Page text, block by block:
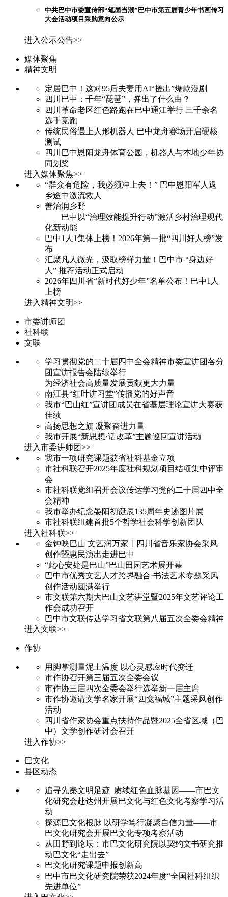
中共巴中市委宣传部“笔墨当潮”巴中市第五届青少年书画传习
大会活动项目采购意向公示
进入公示公告>>
媒体聚焦
精神文明
定居巴中！这对95后夫妻用AI“搓出”爆款漫剧
四川巴中：千年“琵琶”，弹出了什么曲？
四川革命老区红色路跑在巴中通江举行 三千余名
选手竞跑
传统民俗遇上人形机器人 巴中龙舟赛场开启硬核
测试
四川巴中恩阳龙舟体育公园，机器人与本地少年协
同划桨
进入媒体聚焦>>
“群众有危险，我必须冲上去！” 巴中恩阳军人返
乡途中激流救人
善治润乡野
——巴中以“治理效能提升行动”激活乡村治理现代
化新动能
巴中1人1集体上榜！2026年第一批“四川好人榜”发
布
汇聚凡人微光，汲取榜样力量！巴中市 “身边好
人” 推荐活动正式启动
2026年四川省“新时代好少年”名单公布！巴中1人
上榜
进入精神文明>>
市委讲师团
社科联
文联
学习贯彻党的二十届四中全会精神市委宣讲团各分
团宣讲报告会陆续举行
为经济社会高质量发展贡献更大力量
南江县“红叶讲习堂”传播党的好声音
我市“巴山红”宣讲团成员在省基层理论宣讲大赛获
佳绩
高扬思想之旗 凝聚奋进力量
我市开展“新思想·话改革”主题巡回宣讲活动
进入市委讲师团>>
我市一项研究课题获省社科基金立项
市社科联召开2025年度社科规划项目结项集中评审
会
市社科联党组召开会议传达学习党的二十届四中全
会精神
我市举办纪念晏阳初诞辰135周年史迹图片展
市社科联组建首批5个哲学社会科学创新团队
进入社科联>>
金钟映巴山 文艺润万家丨四川省音乐家协会采风
创作暨惠民演出走进巴中
“此心安处是巴山”巴山田园艺术展开幕
巴中市优秀文艺人才跨界融合·书法艺术专题采风
创作活动圆满举行
市文联第六期大巴山文艺讲堂暨2025年文艺评论工
作会成功召开
巴中市文联传达学习省文联第八届五次全委会精神
进入文联>>
作协
用脚掌测量泥土温度 以心灵感应时代变迁
市作协召开第三届五次全委会议
市作协三届四次全委会举行选举新一届主席
市作协邀请文学名家开展“四龛福城”主题采风创作
活动
四川省作家协会重点扶持作品暨2025全省区域（巴
中）文学创作研讨会召开
进入作协>>
巴文化
县区动态
追寻先秦文明足迹 赓续红色血脉基因——市巴文
化研究会赴达州开展巴文化与红色文化考察学习活
动
探源巴文化根脉 以研学笃行凝聚自信力量——市
巴文化研究会开展巴文化专项考察活动
从田野到论坛：市巴文化研究院以契约文书研究推
动巴文化“走出去”
巴文化研究课题申报创新高
巴中市巴文化研究院荣获2024年度“全国社科组织
先进单位”